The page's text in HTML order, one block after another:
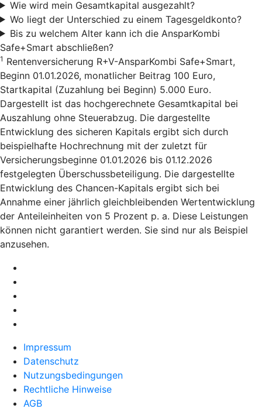
Wie wird mein Gesamtkapital ausgezahlt?
Wo liegt der Unterschied zu einem Tagesgeldkonto?
Bis zu welchem Alter kann ich die AnsparKombi
Safe+Smart abschließen?
1 Rentenversicherung R+V-AnsparKombi Safe+Smart,
Beginn 01.01.2026, monatlicher Beitrag 100 Euro,
Startkapital (Zuzahlung bei Beginn) 5.000 Euro.
Dargestellt ist das hochgerechnete Gesamtkapital bei
Auszahlung ohne Steuerabzug. Die dargestellte
Entwicklung des sicheren Kapitals ergibt sich durch
beispielhafte Hochrechnung mit der zuletzt für
Versicherungsbeginne 01.01.2026 bis 01.12.2026
festgelegten Überschussbeteiligung. Die dargestellte
Entwicklung des Chancen-Kapitals ergibt sich bei
Annahme einer jährlich gleichbleibenden Wertentwicklung
der Anteileinheiten von 5 Prozent p. a. Diese Leistungen
können nicht garantiert werden. Sie sind nur als Beispiel
anzusehen.
Impressum
Datenschutz
Nutzungsbedingungen
Rechtliche Hinweise
AGB